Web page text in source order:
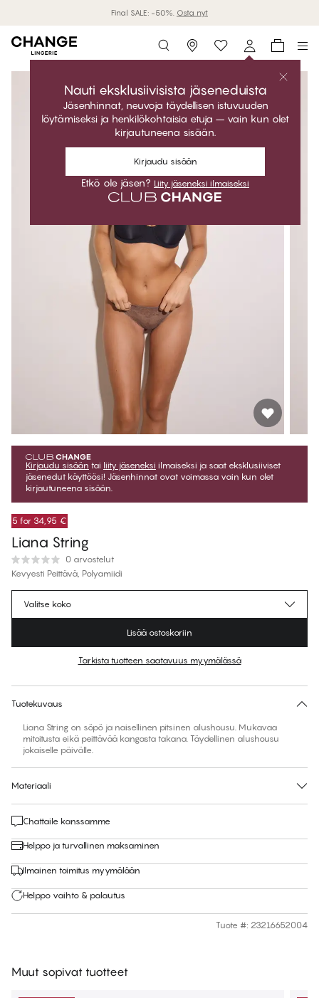
Final SALE: -50%. Osta nyt
Storefinder
Nauti eksklusiivisista jäseneduista
Jäsenhinnat, neuvoja täydellisen istuvuuden
löytämiseksi ja henkilökohtaisia etuja – vain kun olet
kirjautuneena sisään.
Kirjaudu sisään
Etkö ole jäsen? Liity jäseneksi ilmaiseksi
Kirjaudu sisään tai liity jäseneksi ilmaiseksi ja saat eksklusiiviset
jäsenedut käyttöösi! Jäsenhinnat ovat voimassa vain kun olet
kirjautuneena sisään.
5 for 34,95 €
Liana String
0 arvostelut
Kevyesti Peittävä, Polyamiidi
€11.95Normaalihinta
Ei ehdotettua kokoa tähän tuotteeseen
Valitse koko
Lisää ostoskoriin
Tarkista tuotteen saatavuus myymälässä
Tuotekuvaus
Liana String on söpö ja naisellinen pitsinen alushousu. Mukavaa
mitoitusta eikä peittävää kangasta takana. Täydellinen alushousu
jokaiselle päivälle.
Materiaali
Chattaile kanssamme
Helppo ja turvallinen maksaminen
Ilmainen toimitus myymälään
Helppo vaihto & palautus
Tuote #: 23216652004
Muut sopivat tuotteet